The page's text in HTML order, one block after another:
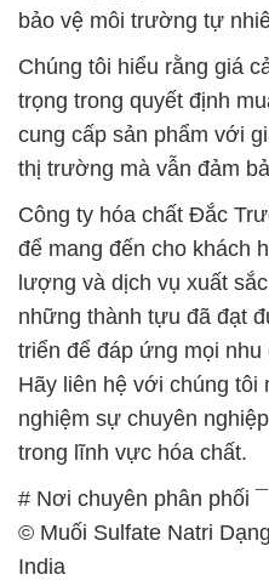
bảo vệ môi trường tự
Chúng tôi hiểu rằng giá
trọng trong quyết định
cung cấp sản phẩm với
thị trường mà vẫn đảm
Công ty hóa chất Đắc
để mang đến cho khách
lượng và dịch vụ xuất
những thành tựu đã đạt
triển để đáp ứng mọi
Hãy liên hệ với chúng tôi
nghiệm sự chuyên
trong lĩnh vực hóa chất.
# Nơi chuyên phân phối
© Muối Sulfate Natri
India